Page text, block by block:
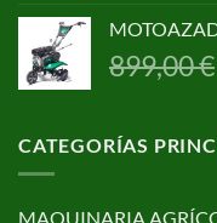
899,00€
CATEGORÍAS
MAQUINARIA